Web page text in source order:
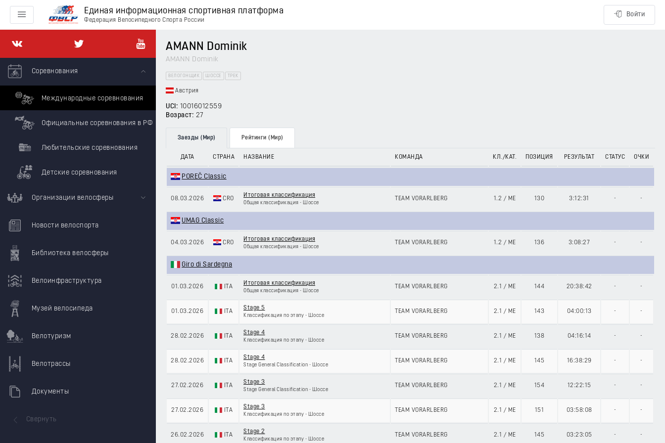
Единая информационная спортивная платформа
Федерация Велосипедного Спорта России
Войти
Соревнования
Международные соревнования
Официальные соревнования в РФ
Любительские соревнования
Детские соревнования
Организации велосферы
Новости велоспорта
Библиотека велосферы
Велоинфраструктура
Музей велосипеда
Велотуризм
Велотрассы
Документы
Свернуть
AMANN Dominik
AMANN Dominik
ВЕЛОГОНЩИК ШОССЕ ТРЕК
Австрия
UCI: 10016012559
Возраст: 27
Заезды (Мир) Рейтинги (Мир)
ДАТА СТРАНА НАЗВАНИЕ КОМАНДА КЛ./КАТ. ПОЗИЦИЯ РЕЗУЛЬТАТ СТАТУС ОЧКИ
POREČ Classic
08.03.2026 CRO
Итоговая классификация
Общая классификация - Шоссе
TEAM VORARLBERG 1.2 / ME 130 3:12:31 - -
UMAG Classic
04.03.2026 CRO
Итоговая классификация
Общая классификация - Шоссе
TEAM VORARLBERG 1.2 / ME 136 3:08:27 - -
Giro di Sardegna
01.03.2026 ITA
Итоговая классификация
Общая классификация - Шоссе
TEAM VORARLBERG 2.1 / ME 144 20:38:42 - -
01.03.2026 ITA
Stage 5
Классификация по этапу - Шоссе
TEAM VORARLBERG 2.1 / ME 143 04:00:13 - -
28.02.2026 ITA
Stage 4
Классификация по этапу - Шоссе
TEAM VORARLBERG 2.1 / ME 138 04:16:14 - -
28.02.2026 ITA
Stage 4
Stage General Classification - Шоссе
TEAM VORARLBERG 2.1 / ME 145 16:38:29 - -
27.02.2026 ITA
Stage 3
Stage General Classification - Шоссе
TEAM VORARLBERG 2.1 / ME 154 12:22:15 - -
27.02.2026 ITA
Stage 3
Классификация по этапу - Шоссе
TEAM VORARLBERG 2.1 / ME 151 03:58:08 - -
26.02.2026 ITA
Stage 2
Классификация по этапу - Шоссе
TEAM VORARLBERG 2.1 / ME 145 03:23:05 - -